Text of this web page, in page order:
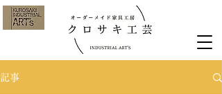
記事